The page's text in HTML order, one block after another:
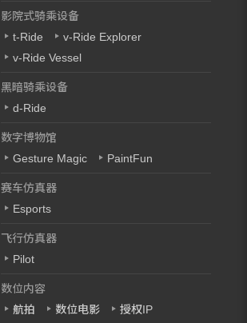
影院式骑乘设备
t-Ride
v-Ride Explorer
v-Ride Vessel
黑暗骑乘设备
d-Ride
数字博物馆
Gesture Magic
PaintFun
赛车仿真器
Esports
飞行仿真器
Pilot
数位内容
航拍
数位电影
授权IP